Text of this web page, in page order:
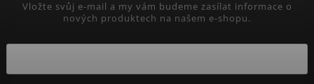
Vložte svůj e-mail a my vám budeme zasílat informace o
nových produktech na našem e-shopu.